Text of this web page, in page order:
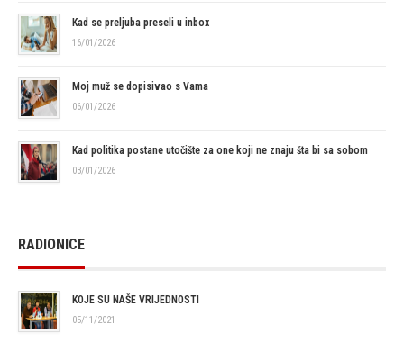
Kad se preljuba preseli u inbox
16/01/2026
Moj muž se dopisivao s Vama
06/01/2026
Kad politika postane utočište za one koji ne znaju šta bi sa sobom
03/01/2026
RADIONICE
KOJE SU NAŠE VRIJEDNOSTI
05/11/2021